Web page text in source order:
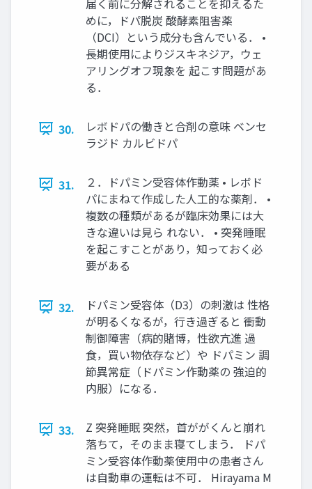
めに，ドパ脱炭 酸酵素阻害薬
（DCI）という成分も含んでいる． •
長期使用によりジスキネジア，ウェ
アリングオフ現象を 起こす問題があ
る．
30.
レボドパの働きと合剤の意味 ベンセ
ラジド カルビドパ
31.
２．ドパミン受容体作動薬 • レボド
パにまねて作成した人工的な薬剤． •
複数の種類があるが臨床効果には大
きな違いは見ら れない． • 突発睡眠
を起こすことがあり，知っておく必
要がある
32.
ドパミン受容体（D3）の刺激は 性格
が明るくなるが，行き過ぎると 衝動
制御障害（病的賭博，性欲亢進 過
食，買い物依存など）や ドパミン 調
節異常症（ドパミン作動薬の 強迫的
内服）になる．
33.
Z 突発睡眠 突然，首ががくんと崩れ
落ちて，そのまま寝てしまう． ドパ
ミン受容体作動薬使用中の患者さん
は自動車の運転は不可． Hirayama M